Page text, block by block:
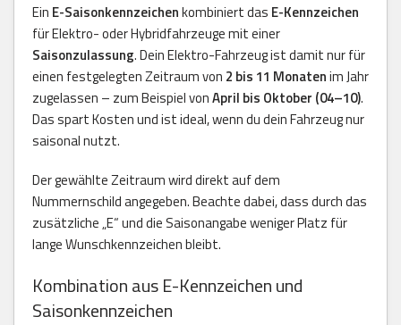
Ein E-Saisonkennzeichenkombiniert das E-Kennzeichen
für Elektro- oder Hybridfahrzeuge mit einer
Saisonzulassung. Dein Elektro-Fahrzeug ist damit nur für
einen festgelegten Zeitraum von 2 bis 11 Monatenim Jahr
zugelassen – zum Beispiel vonApril bis Oktober (04–10).
Das spart Kosten und ist ideal, wenn du dein Fahrzeug nur
saisonal nutzt.
Der gewählte Zeitraum wird direkt auf dem
Nummernschild angegeben. Beachte dabei, dass durch das
zusätzliche „E“ und die Saisonangabe weniger Platz für
lange Wunschkennzeichen bleibt.
Kombination aus E-Kennzeichen und
Saisonkennzeichen